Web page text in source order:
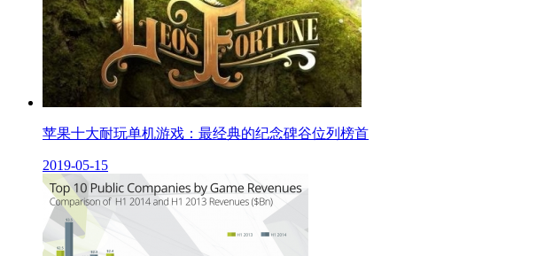
苹果十大耐玩单机游戏：最经典的纪念碑谷位列榜首
2019-05-15